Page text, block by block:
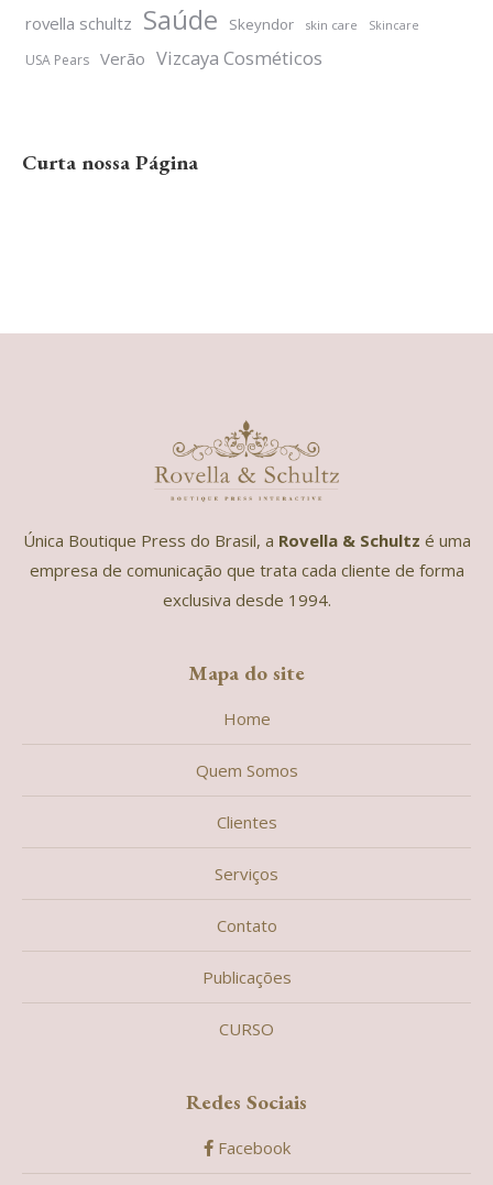
rovella schultz Saúde Skeyndor skin care Skincare
USA Pears Verão Vizcaya Cosméticos
Curta nossa Página
Única Boutique Press do Brasil, a Rovella & Schultz é uma
empresa de comunicação que trata cada cliente de forma
exclusiva desde 1994.
Mapa do site
Home
Quem Somos
Clientes
Serviços
Contato
Publicações
CURSO
Redes Sociais
Facebook